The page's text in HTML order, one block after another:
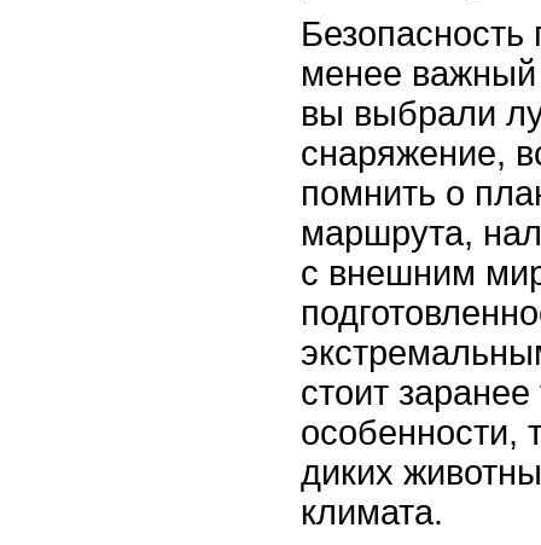
Безопасность
менее
вы выбрали
снаряжение,
помнить о
маршрута,
с внешним
стоит
особенности,
диких
климата.